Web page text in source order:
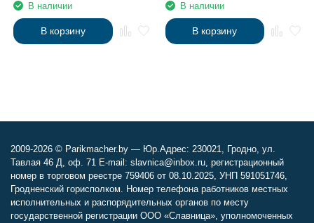
В наличии
В корзину
В наличии
В корзину
2009-2026 © Parikmacher.by — Юр.Адрес: 230021, Гродно, ул.
Тавлая 46 Д, оф. 71 E-mail: slavnica@inbox.ru, регистрационный
номер в торговом реестре 759406 от 08.10.2025, УНП 591051746,
Гродненский горисполком. Номер телефона работников местных
исполнительных и распорядительных органов по месту
государственной регистрации ООО «Славница», уполномоченных